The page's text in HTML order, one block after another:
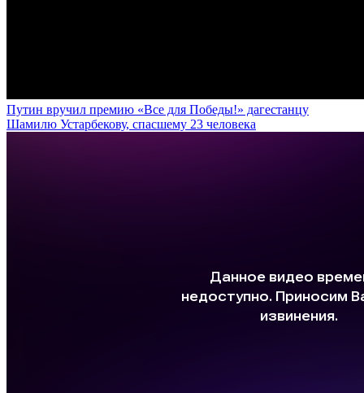
Путин вручил премию «Все для Победы!» дагестанцу
Шамилю Устарбекову, спасшему 23 человека